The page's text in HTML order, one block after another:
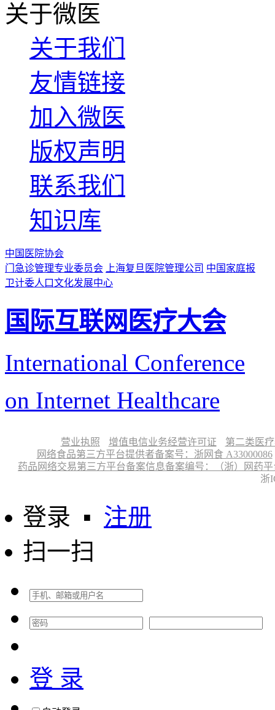
关于微医
关于我们
友情链接
加入微医
版权声明
联系我们
知识库
中国医院协会
门急诊管理专业委员会 上海复旦医院管理公司 中国家庭报
卫计委人口文化发展中心
国际互联网医疗大会
International Conference
on Internet Healthcare
营业执照 增值电信业务经营许可证
第二类医
网络食品第三方平台提供者备案号：浙网食 A33000086
药品网络交易第三方平台备案信息备案编号：（浙）网药平
浙
登录 ▪ 注册
扫一扫
登 录